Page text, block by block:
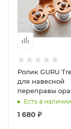
Ролик GURU
для навесной
переправы
Есть в наличии
1 680 ₽